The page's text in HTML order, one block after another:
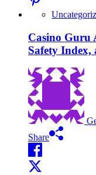
Casino Guru
Safety
Share